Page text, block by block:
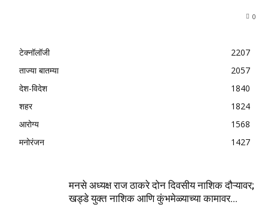
0
टेक्नॉलॉजी
2207
ताज्या बातम्या
2057
देश-विदेश
1840
शहर
1824
आरोग्य
1568
मनोरंजन
1427
मनसे अध्यक्ष राज ठाकरे दोन दिवसीय नाशिक दौऱ्यावर;
खड्डे युक्त नाशिक आणि कुंभमेळ्याच्या कामावर...